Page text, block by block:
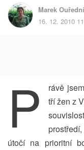
Marek
16. 12. 2010
P
rávě
tří žen z
útočí na prioritní